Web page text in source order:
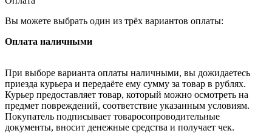
Вы можете выбрать один из трёх вариантов оплаты:
Оплата наличными
При выборе варианта оплаты наличными, вы дожидаетесь
приезда курьера и передаёте ему сумму за товар в рублях.
Курьер предоставляет товар, который можно осмотреть на
предмет повреждений, соответствие указанным условиям.
Покупатель подписывает товаросопроводительные
документы, вносит денежные средства и получает чек.